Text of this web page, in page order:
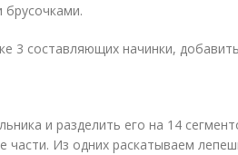
3 составляющих начинки,
и разделить его на 14
части. Из одних раскатываем